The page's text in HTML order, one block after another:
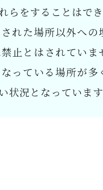
らをすることはで
れた場所以外への
止とはされていま
っている場所が多
状況となっていま